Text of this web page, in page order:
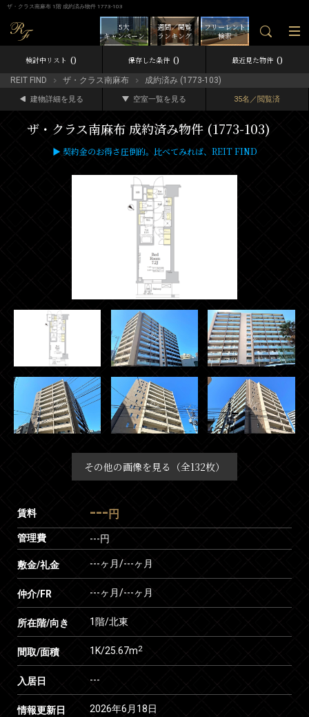
ザ・クラス南麻布 1階 成約済み物件 1773-103
フリーレント
検索
週間／閲覧
ランキング
5大
キャンペーン
検討中リスト 0 保存した条件 0 最近見た物件 0
REIT FIND ザ・クラス南麻布 成約済み (1773-103)
建物詳細を見る 空室一覧を見る 35名／閲覧済
ザ・クラス南麻布 成約済み物件 (1773-103)
▶ 契約金のお得さ圧倒的。比べてみれば、REIT FIND
その他の画像を見る（全132枚）
賃料 --- 円
管理費 ---円
敷金/礼金 ---ヶ月/---ヶ月
仲介/FR ---ヶ月/---ヶ月
所在階/向き 1階/北東
間取/面積 1K/25.67m2
入居日 ---
情報更新日 2026年6月18日